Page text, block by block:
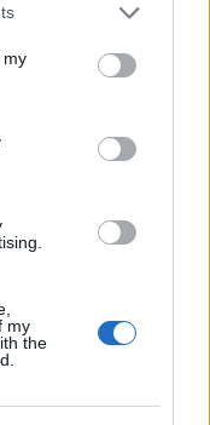
or more Google
You may click to
third-party tags to
in below Google
my
my
the
a Lakatos úti
felel a Profunda Bau.
helyben tartják a
az okosan működő